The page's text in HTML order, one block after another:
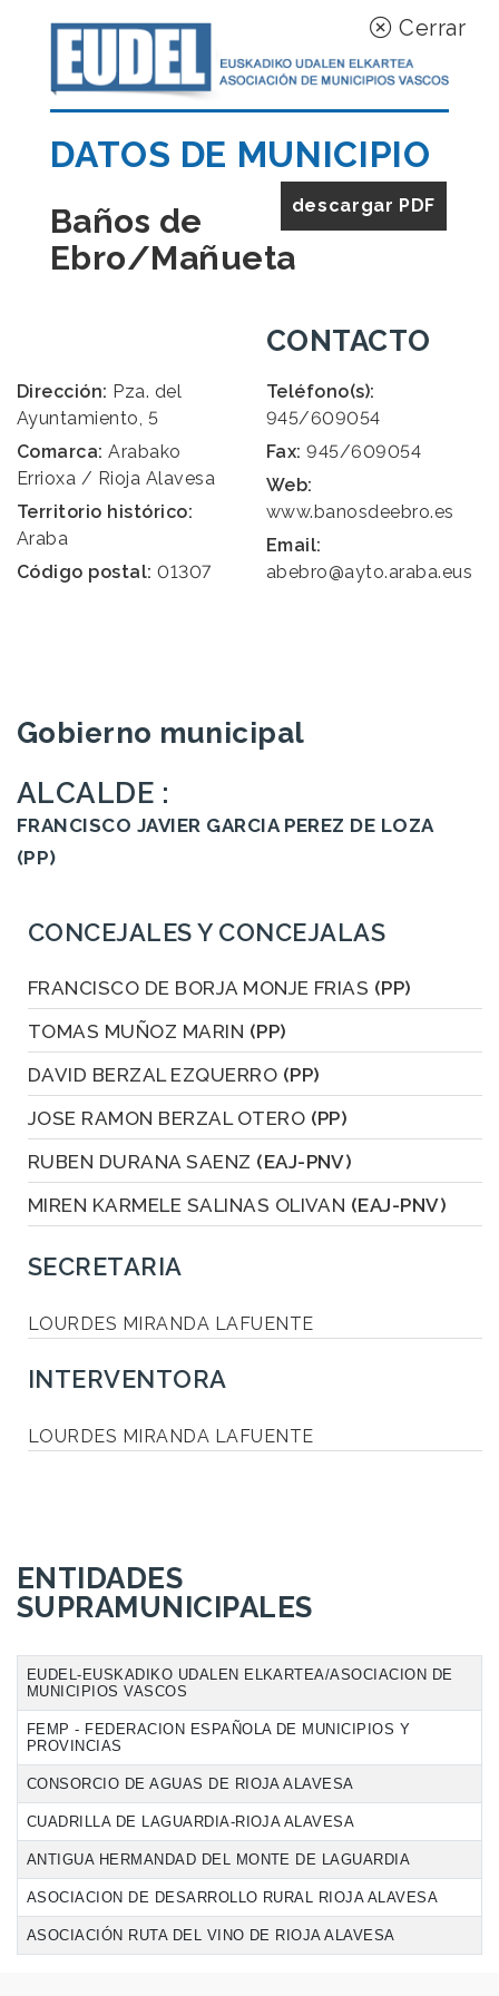
Cerrar
DATOS DE MUNICIPIO
descargar PDF
Baños de
Ebro/Mañueta
Dirección: Pza. del
Ayuntamiento, 5
Comarca: Arabako
Errioxa / Rioja Alavesa
Territorio histórico:
Araba
Código postal: 01307
CONTACTO
Teléfono(s):
945/609054
Fax: 945/609054
Web:
www.banosdeebro.es
Email:
abebro@ayto.araba.eus
Gobierno municipal
ALCALDE :
FRANCISCO JAVIER GARCIA PEREZ DE LOZA
(PP)
CONCEJALES Y CONCEJALAS
FRANCISCO DE BORJA MONJE FRIAS (PP)
TOMAS MUÑOZ MARIN (PP)
DAVID BERZAL EZQUERRO (PP)
JOSE RAMON BERZAL OTERO (PP)
RUBEN DURANA SAENZ (EAJ-PNV)
MIREN KARMELE SALINAS OLIVAN (EAJ-PNV)
SECRETARIA
LOURDES MIRANDA LAFUENTE
INTERVENTORA
LOURDES MIRANDA LAFUENTE
ENTIDADES
SUPRAMUNICIPALES
EUDEL-EUSKADIKO UDALEN ELKARTEA/ASOCIACION DE
MUNICIPIOS VASCOS
FEMP - FEDERACION ESPAÑOLA DE MUNICIPIOS Y
PROVINCIAS
CONSORCIO DE AGUAS DE RIOJA ALAVESA
CUADRILLA DE LAGUARDIA-RIOJA ALAVESA
ANTIGUA HERMANDAD DEL MONTE DE LAGUARDIA
ASOCIACION DE DESARROLLO RURAL RIOJA ALAVESA
ASOCIACIÓN RUTA DEL VINO DE RIOJA ALAVESA